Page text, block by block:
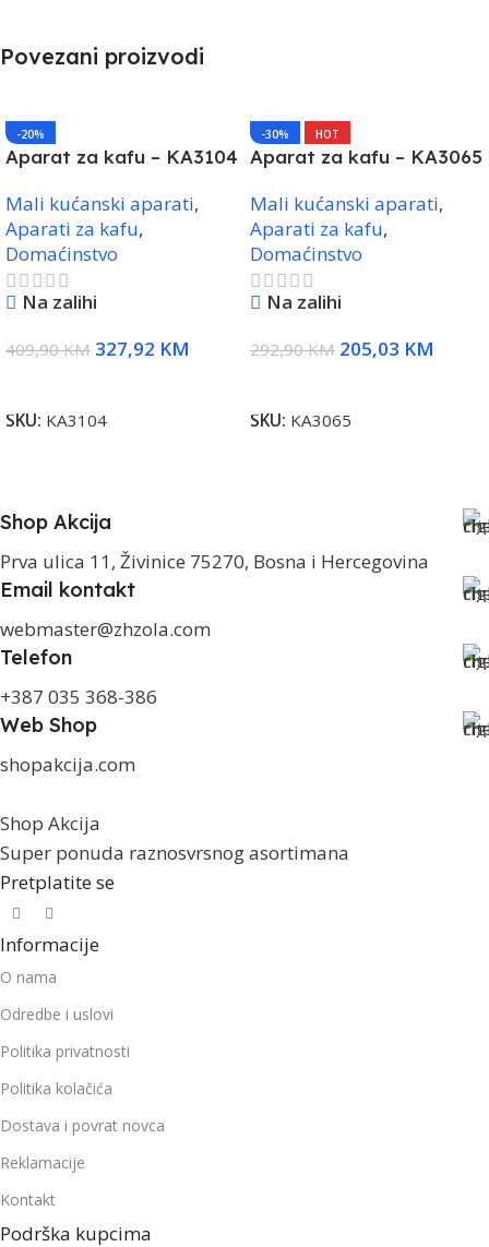
Povezani proizvodi
-20%
Aparat za kafu – KA3104
Mali kućanski aparati,
Aparati za kafu,
Domaćinstvo
Na zalihi
409,90KM 327,92 KM
SKU: KA3104
-30% HOT
Aparat za kafu – KA3065
Mali kućanski aparati,
Aparati za kafu,
Domaćinstvo
Na zalihi
292,90KM 205,03 KM
SKU: KA3065
Shop Akcija
Prva ulica 11, Živinice 75270, Bosna i Hercegovina
Email kontakt
webmaster@zhzola.com
Telefon
+387 035 368-386
Web Shop
shopakcija.com
Shop Akcija
Super ponuda raznosvrsnog asortimana
Pretplatite se
Informacije
O nama
Odredbe i uslovi
Politika privatnosti
Politika kolačića
Dostava i povrat novca
Reklamacije
Kontakt
Podrška kupcima